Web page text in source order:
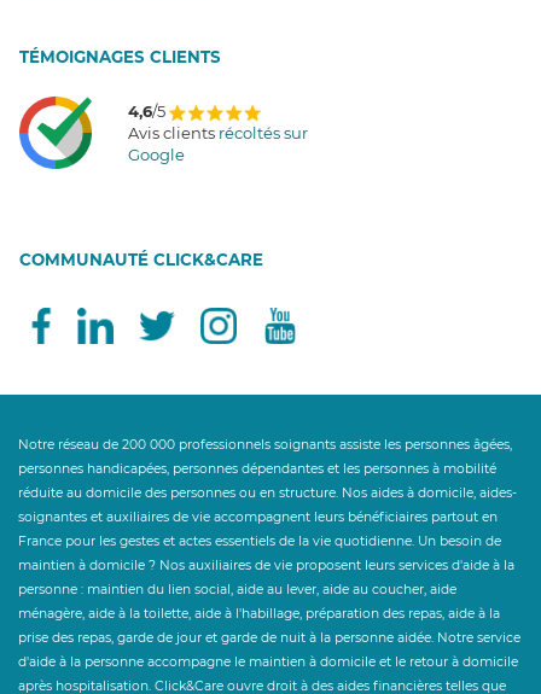
TÉMOIGNAGES CLIENTS
4,6/5
Avis clients récoltés sur
Google
COMMUNAUTÉ CLICK&CARE
Notre réseau de 200 000 professionnels soignants assiste les personnes âgées,
personnes handicapées, personnes dépendantes et les personnes à mobilité
réduite au domicile des personnes ou en structure. Nos aides à domicile, aides-
soignantes et auxiliaires de vie accompagnent leurs bénéficiaires partout en
France pour les gestes et actes essentiels de la vie quotidienne. Un besoin de
maintien à domicile ? Nos auxiliaires de vie proposent leurs services d'aide à la
personne : maintien du lien social, aide au lever, aide au coucher, aide
ménagère, aide à la toilette, aide à l'habillage, préparation des repas, aide à la
prise des repas, garde de jour et garde de nuit à la personne aidée. Notre service
d'aide à la personne accompagne le maintien à domicile et le retour à domicile
après hospitalisation. Click&Care ouvre droit à des aides financières telles que